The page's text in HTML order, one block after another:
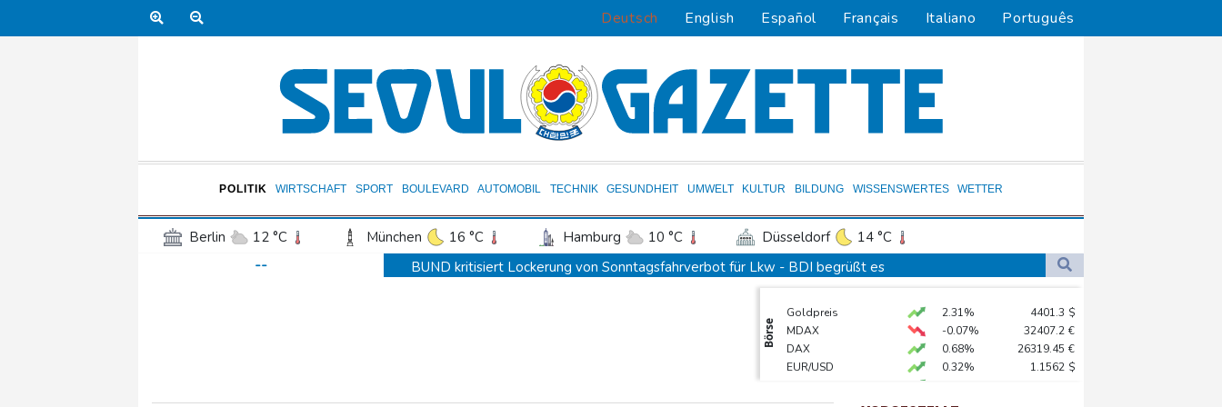
Deutsch English Español Français Italiano Português
POLITIK WIRTSCHAFT SPORT BOULEVARD AUTOMOBIL TECHNIK GESUNDHEIT UMWELT KULTUR BILDUNG WISSENSWERTES WETTER
Berlin 12 °C München 16 °C Hamburg 10 °C Düsseldorf
14 °C
Frankfurt am Main
Potsdam 13 °C Leipzig 12 °C Dortmund
Bremen
Wien
23 °C
--
BUND kritisiert Lockerung von Sonntagsfahrverbot für Lkw - BDI begrüßt es
BUND kritisiert Lockerung von Sonn- und Feiertagsfahrverbot für Lastwagen
Trump spricht nach Ballsaal-Urteil von "nationaler Schande"
Abholzung im Amazonas auf niedrigstem Stand seit einem Jahrzehnt
Börse
Goldpreis 2.31% 4401.3 $
MDAX
-0.07% 32407.2 €
DAX
0.68% 26319.45 €
EUR/USD
0.32% 1.1562 $
TecDAX
1.67%